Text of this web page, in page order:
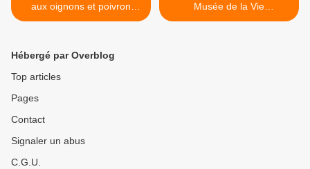
aux oignons et poivron
rouge
Musée de la Vie
Romantique >
Hébergé par Overblog
Top articles
Pages
Contact
Signaler un abus
C.G.U.